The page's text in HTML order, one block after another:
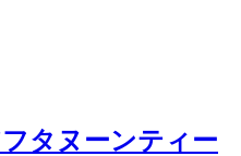
タヌーンティー